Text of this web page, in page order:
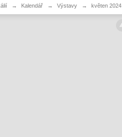
→ Kalendář → Výstavy → květen 2024